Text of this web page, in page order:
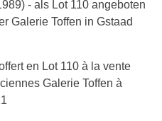
en Lot 110 à la vente
Galerie Toffen à